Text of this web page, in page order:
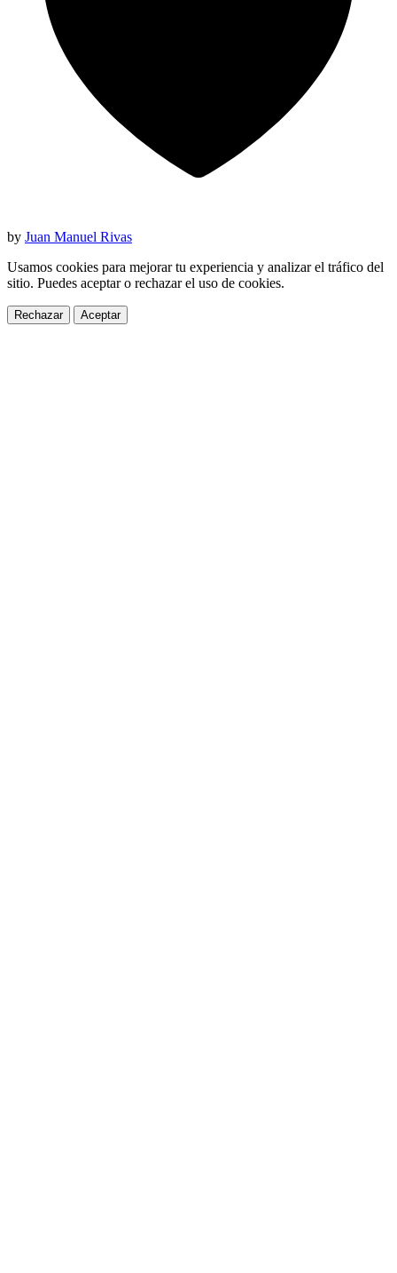
by Juan Manuel Rivas
Usamos cookies para mejorar tu experiencia y analizar el tráfico del
sitio. Puedes aceptar o rechazar el uso de cookies.
Rechazar Aceptar